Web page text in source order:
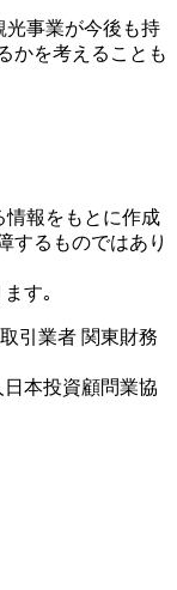
光事業が今後も持
かを考えることも
情報をもとに作成
するものではあり
す｡
引業者 関東財務
本投資顧問業協